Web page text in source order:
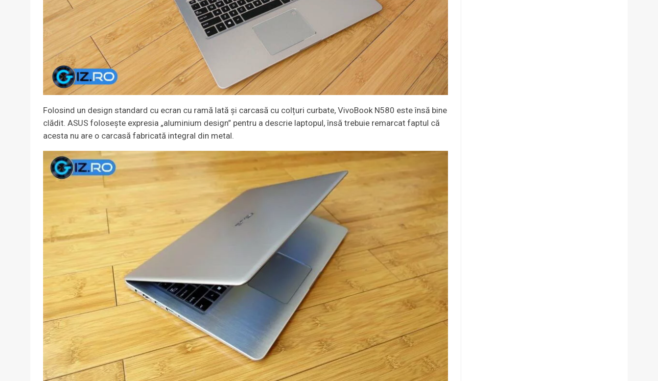
Folosind un design standard cu ecran cu ramă lată și carcasă cu colțuri curbate, VivoBook N580 este însă bine
clădit. ASUS folosește expresia „aluminium design” pentru a descrie laptopul, însă trebuie remarcat faptul că
acesta nu are o carcasă fabricată integral din metal.